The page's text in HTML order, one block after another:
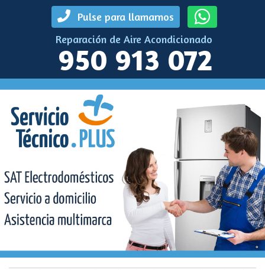
Pulse para llamarnos
Reparación de Aire Acondicionado
950 913 072